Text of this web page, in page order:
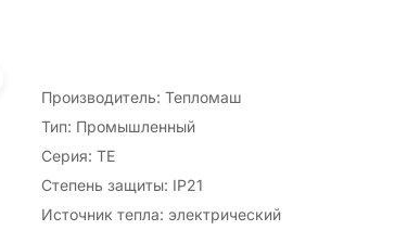
Производитель: Тепломаш
Тип: Промышленный
Серия: TE
Степень защиты: IP21
Источник тепла: электрический